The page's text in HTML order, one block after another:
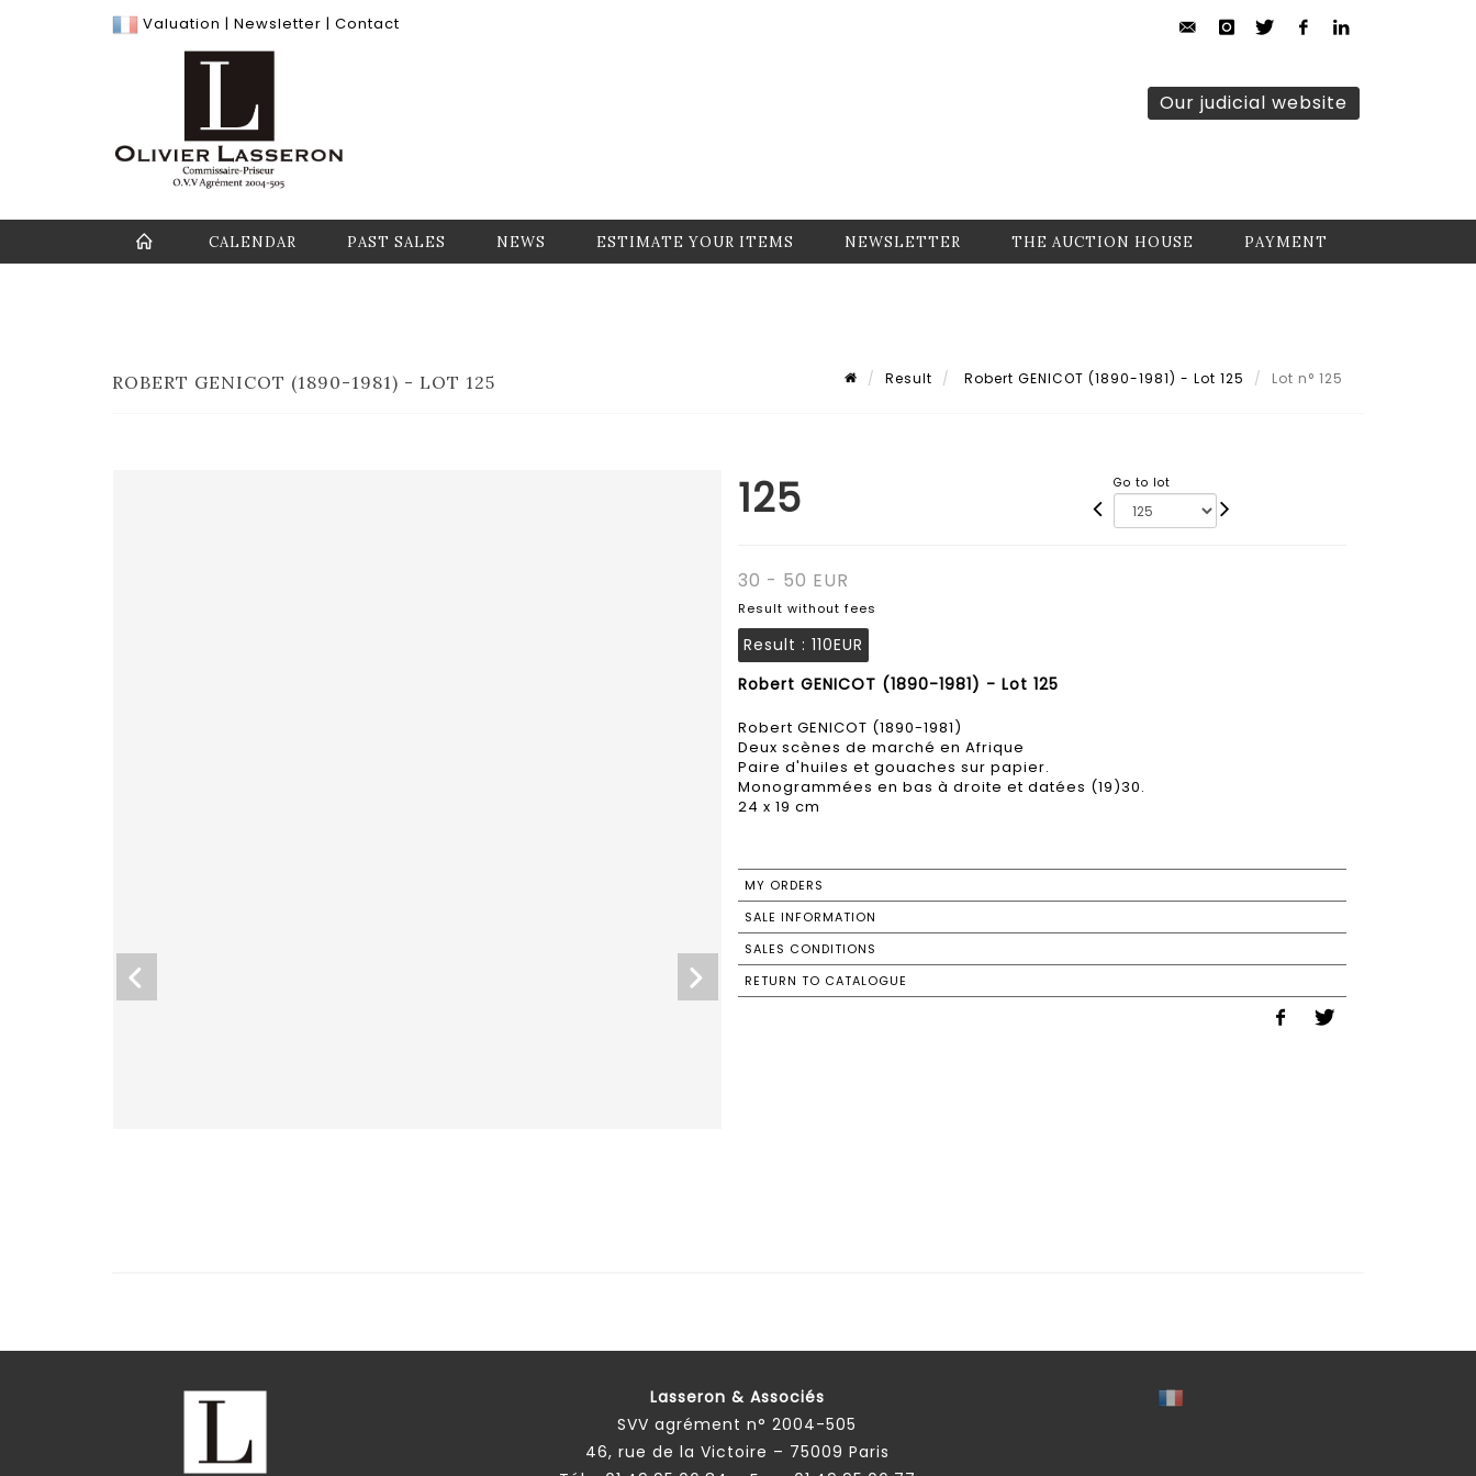
Valuation | Newsletter | Contact
Our judicial website
CALENDAR PAST SALES NEWS ESTIMATE YOUR ITEMS NEWSLETTER THE AUCTION HOUSE PAYMENT
ROBERT GENICOT (1890-1981) - LOT 125 Result Robert GENICOT (1890-1981) - Lot 125 Lot n° 125
125 Go to lot
30 - 50 EUR
Result without fees
Result : 110EUR
Robert GENICOT (1890-1981) - Lot 125
Robert GENICOT (1890-1981)
Deux scènes de marché en Afrique
Paire d'huiles et gouaches sur papier.
Monogrammées en bas à droite et datées (19)30.
24 x 19 cm
MY ORDERS
SALE INFORMATION
SALES CONDITIONS
RETURN TO CATALOGUE
Lasseron & Associés
SVV agrément n° 2004-505
46, rue de la Victoire – 75009 Paris